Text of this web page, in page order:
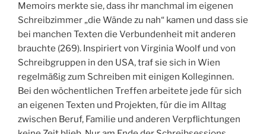
Memoirs merkte sie, dass ihr manchmal im eigenen
Schreibzimmer „die Wände zu nah“ kamen und dass sie
bei manchen Texten die Verbundenheit mit anderen
brauchte (269). Inspiriert von Virginia Woolf und von
Schreibgruppen in den USA, traf sie sich in Wien
regelmäßig zum Schreiben mit einigen Kolleginnen.
Bei den wöchentlichen Treffen arbeitete jede für sich
an eigenen Texten und Projekten, für die im Alltag
zwischen Beruf, Familie und anderen Verpflichtungen